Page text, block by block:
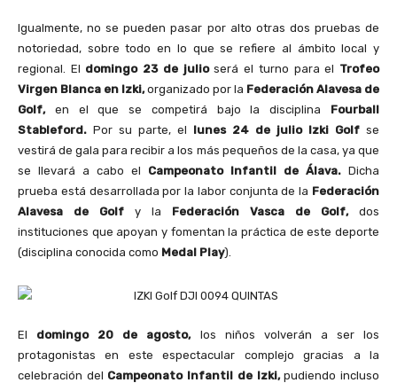
Igualmente, no se pueden pasar por alto otras dos pruebas de
notoriedad, sobre todo en lo que se refiere al ámbito local y
regional. El domingo 23 de julioserá el turno para el Trofeo
Virgen Blanca en Izki,organizado por la Federación Alavesa de
Golf,en el que se competirá bajo la disciplina Fourball
Stableford. Por su parte, el lunes 24 de julio Izki Golf se
vestirá de gala para recibir a los más pequeños de la casa, ya que
se llevará a cabo el Campeonato Infantil de Álava. Dicha
prueba está desarrollada por la labor conjunta de la Federación
Alavesa de Golf y la Federación Vasca de Golf,dos
instituciones que apoyan y fomentan la práctica de este deporte
(disciplina conocida como Medal Play).
El domingo 20 de agosto,los niños volverán a ser los
protagonistas en este espectacular complejo gracias a la
celebración del Campeonato Infantil de Izki,pudiendo incluso